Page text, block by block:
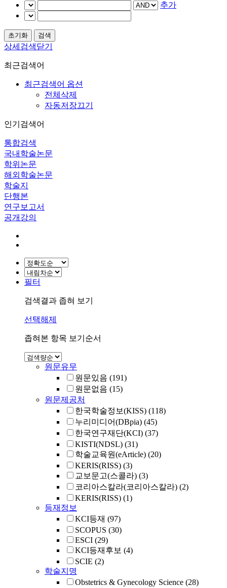
추가
상세검색닫기
최근검색어
최근검색어 옵션
전체삭제
자동저장끄기
인기검색어
통합검색
국내학술논문
학위논문
해외학술논문
학술지
단행본
연구보고서
공개강의
필터
검색결과 좁혀 보기
선택해제
좁혀본 항목 보기순서
원문유무
원문있음 (191)
원문없음 (15)
원문제공처
한국학술정보(KISS) (118)
누리미디어(DBpia) (45)
한국연구재단(KCI) (37)
KISTI(NDSL) (31)
학술교육원(eArticle) (20)
KERIS(RISS) (3)
교보문고(스콜라) (3)
코리아스칼라(코리아스칼라) (2)
KERIS(RISS) (1)
등재정보
KCI등재 (97)
SCOPUS (30)
ESCI (29)
KCI등재후보 (4)
SCIE (2)
학술지명
Obstetrics & Gynecology Science (28)